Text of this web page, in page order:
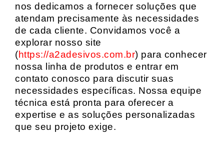
nos dedicamos a fornecer soluções que
atendam precisamente às necessidades
de cada cliente. Convidamos você a
explorar nosso site
(https://a2adesivos.com.br) para conhecer
nossa linha de produtos e entrar em
contato conosco para discutir suas
necessidades específicas. Nossa equipe
técnica está pronta para oferecer a
expertise e as soluções personalizadas
que seu projeto exige.